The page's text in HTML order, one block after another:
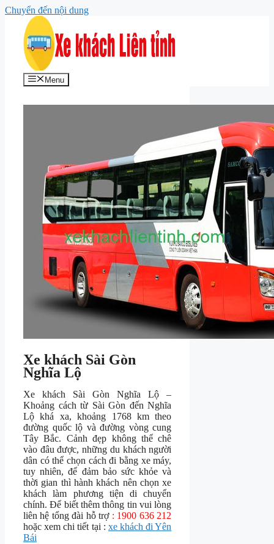
Chuyển đến nội dung
Menu
Xe khách Sài Gòn
Nghĩa Lộ
Xe khách Sài Gòn Nghĩa Lộ –
Khoảng cách từ Sài Gòn đến Nghĩa
Lộ khá xa, khoảng 1768 km theo
đường quốc lộ và đường vòng cung
Tây Bắc. Cảnh đẹp không thể chê
vào đâu được, những du khách người
dân có thể chọn cách đi bằng xe máy,
tuy nhiên, để đảm bảo sức khỏe và
thời gian thì hành khách nên chọn xe
khách làm phương tiện di chuyển
chính. Để biết thêm thông tin vui lòng
liên hệ tổng đài hỗ trợ : 1900 636 212
hoặc xem chi tiết tại : xe khách đi Yên
Bái